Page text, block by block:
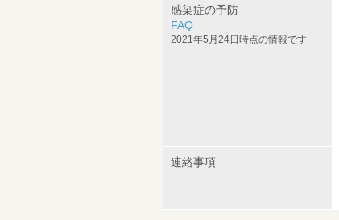
感染症の予防
FAQ
2021年5月24日時点の情報です
連絡事項